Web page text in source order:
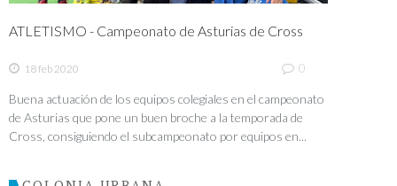
ATLETISMO - Campeonato de Asturias de Cross
18 feb 2020 0
Buena actuación de los equipos colegiales en el campeonato
de Asturias que pone un buen broche a la temporada de
Cross, consiguiendo el subcampeonato por equipos en...